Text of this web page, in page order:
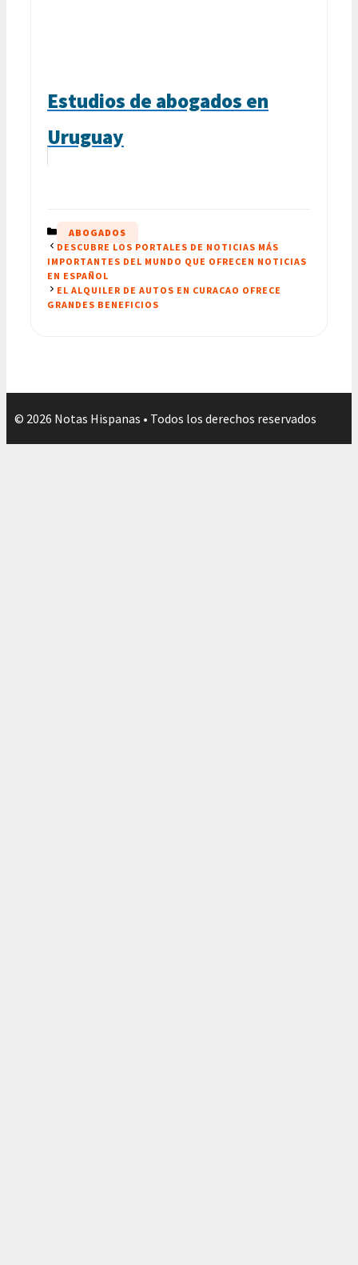
Estudios de abogados en
Uruguay
CATEGORÍAS
ABOGADOS
DESCUBRE LOS PORTALES DE NOTICIAS MÁS
IMPORTANTES DEL MUNDO QUE OFRECEN NOTICIAS
EN ESPAÑOL
EL ALQUILER DE AUTOS EN CURACAO OFRECE
GRANDES BENEFICIOS
© 2026 Notas Hispanas • Todos los derechos reservados